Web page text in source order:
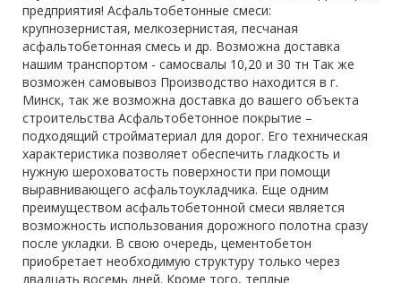
предприятия! Асфальтобетонные смеси:
крупнозернистая, мелкозернистая, песчаная
асфальтобетонная смесь и др. Возможна доставка
нашим транспортом - самосвалы 10,20 и 30 тн Так же
возможен самовывоз Производство находится в г.
Минск, так же возможна доставка до вашего объекта
строительства Асфальтобетонное покрытие –
подходящий стройматериал для дорог. Его техническая
характеристика позволяет обеспечить гладкость и
нужную шероховатость поверхности при помощи
выравнивающего асфальтоукладчика. Еще одним
преимуществом асфальтобетонной смеси является
возможность использования дорожного полотна сразу
после укладки. В свою очередь, цементобетон
приобретает необходимую структуру только через
двадцать восемь дней. Кроме того, теплые